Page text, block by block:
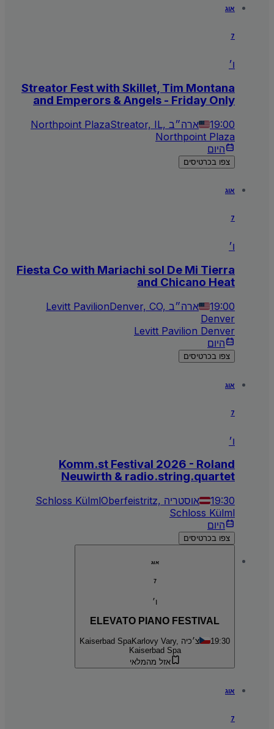
אוג
Streator Fest with Skillet, Tim Montana
and Emperors & Angels - Friday Only
19:00 Streator, IL, ארה״ב
Northpoint Plaza
Northpoint Plaza
היום
צפו בכרטיסים
אוג
Fiesta Co with Mariachi sol De Mi Tierra
and Chicano Heat
19:00 Denver, CO, ארה״ב
Levitt Pavilion
Denver
Levitt Pavilion Denver
היום
צפו בכרטיסים
אוג
Komm.st Festival 2026 - Roland
Neuwirth & radio.string.quartet
19:30 Oberfeistritz, אוסטריה
Schloss Külml
Schloss Külml
היום
צפו בכרטיסים
אוג
ELEVATO PIANO FESTIVAL
19:30 Karlovy Vary, צ׳כיה
Kaiserbad Spa
Kaiserbad Spa
אזל מהמלאי
אוג